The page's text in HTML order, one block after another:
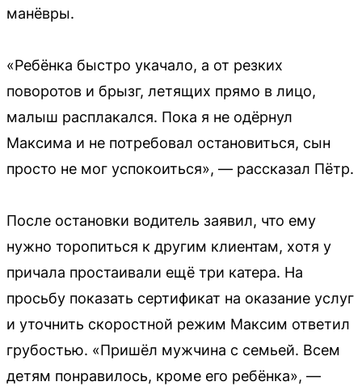
манёвры.
«Ребёнка быстро укачало, а от резких
поворотов и брызг, летящих прямо в лицо,
малыш расплакался. Пока я не одёрнул
Максима и не потребовал остановиться, сын
просто не мог успокоиться», — рассказал Пётр.
После остановки водитель заявил, что ему
нужно торопиться к другим клиентам, хотя у
причала простаивали ещё три катера. На
просьбу показать сертификат на оказание услуг
и уточнить скоростной режим Максим ответил
грубостью. «Пришёл мужчина с семьей. Всем
детям понравилось, кроме его ребёнка», —